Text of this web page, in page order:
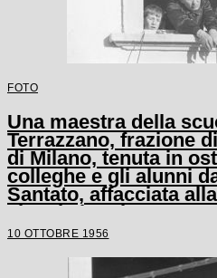
FOTO
Una maestra della
Terrazzano, frazione
di Milano, tenuta in
colleghe e gli alunni
Santato, affacciata
alcuni alunni
10 OTTOBRE 1956